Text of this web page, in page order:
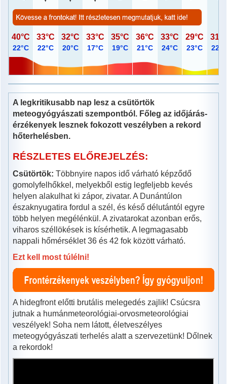
40°C
22°C
33°C
22°C
32°C
20°C
33°C
17°C
35°C
19°C
36°C
21°C
33°C
24°C
29°C
23°C 22°C
A legkritikusabb nap lesz a csütörtök
meteogyógyászati szempontból. Főleg az időjárás-
érzékenyek lesznek fokozott veszélyben a rekord
hőterhelésben.
RÉSZLETES ELŐREJELZÉS:
Csütörtök: Többnyire napos idő várható képződő
gomolyfelhőkkel, melyekből estig legfeljebb kevés
helyen alakulhat ki zápor, zivatar. A Dunántúlon
északnyugatira fordul a szél, és késő délutántól egyre
több helyen megélénkül. A zivatarokat azonban erős,
viharos széllökések is kísérhetik. A legmagasabb
nappali hőmérséklet 36 és 42 fok között várható.
Ezt kell most túlélni!
A hidegfront előtti brutális melegedés zajlik! Csúcsra
jutnak a humánmeteorológiai-orvosmeteorológiai
veszélyek! Soha nem látott, életveszélyes
meteogyógyászati terhelés alatt a szervezetünk! Dőlnek
a rekordok!